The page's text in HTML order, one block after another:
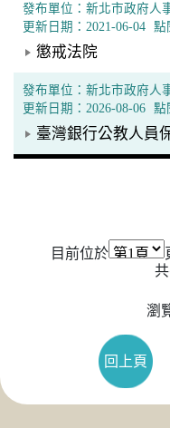
發布單位：新北市政府人
更新日期：2021-06-04 點
懲戒法院
發布單位：新北市政府人
更新日期：2026-08-06 點
臺灣銀行公教人員
目前位於
瀏
回上頁